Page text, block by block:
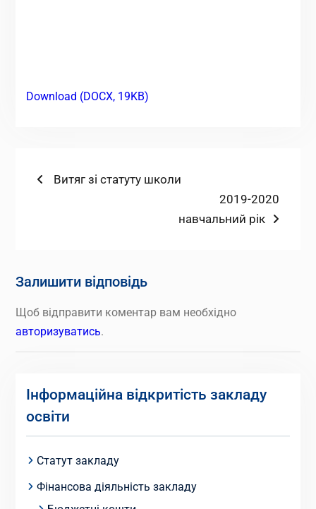
Download (DOCX, 19KB)
Навігація
Попередній
Витяг зі статуту школи
Наступний
запис:
2019-2020
навчальний рік
Залишити відповідь
Щоб відправити коментар вам необхідно
авторизуватись.
Інформаційна відкритість закладу
освіти
Статут закладу
Фінансова діяльність закладу